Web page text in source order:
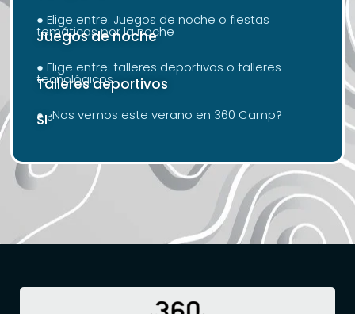
● Elige entre: Juegos de noche o fiestas
temáticas por la noche
Juegos de noche
● Elige entre: talleres deportivos o talleres
tecnológicos
Talleres deportivos
● ¿Nos vemos este verano en 360 Camp?
SI